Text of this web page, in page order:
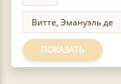
ПОКАЗАТЬ